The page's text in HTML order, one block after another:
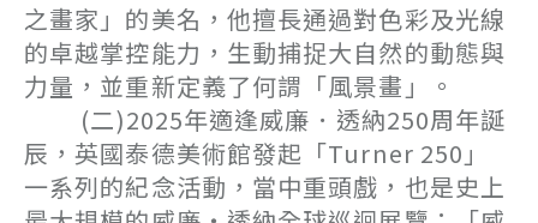
之畫家」的美名，他擅長通過對色彩及光線
的卓越掌控能力，生動捕捉大自然的動態與
力量，並重新定義了何謂「風景畫」。
(二)2025年適逢威廉．透納250周年誕
辰，英國泰德美術館發起「Turner 250」
一系列的紀念活動，當中重頭戲，也是史上